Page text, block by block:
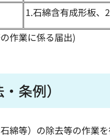
1.石綿含有成形板、
作業に係る届出)
条例）
綿等）の除去等の作業